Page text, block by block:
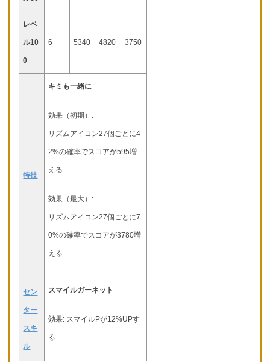
レベ
ル10
0
6 5340 4820 3750
特技
キミも一緒に
効果（初期）:
リズムアイコン27個ごとに4
2%の確率でスコアが595増
える
効果（最大）:
リズムアイコン27個ごとに7
0%の確率でスコアが3780増
える
セン
ター
スキ
ル
スマイルガーネット
効果: スマイルPが12%UPす
る